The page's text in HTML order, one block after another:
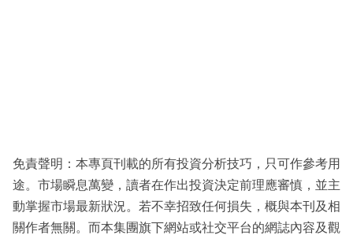
免責聲明：本專頁刊載的所有投資分析技巧，只可作參考用
途。市場瞬息萬變，讀者在作出投資決定前理應審慎，並主
動掌握市場最新狀況。若不幸招致任何損失，概與本刊及相
關作者無關。而本集團旗下網站或社交平台的網誌內容及觀